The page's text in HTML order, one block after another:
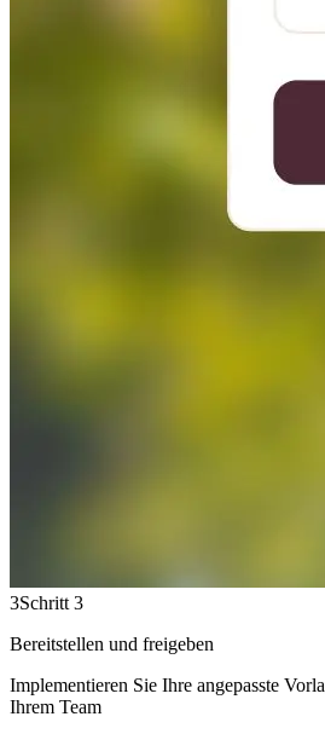
3Schritt 3
Bereitstellen und freigeben
Implementieren Sie Ihre angepasste
Ihrem Team